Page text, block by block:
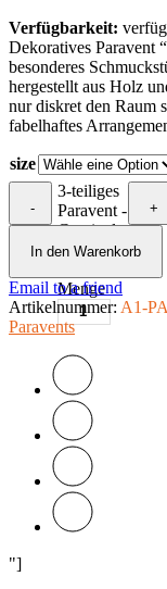
Verfügbarkeit:
Dekoratives Paravent
besonderes
hergestellt aus Holz
nur diskret den Raum
fabelhaftes
size
-
3-teiliges
Paravent -
Carnival
[Room
Menge
+
In den Warenkorb
Email to a friend
Artikelnummer: A1-
Paravents
"]